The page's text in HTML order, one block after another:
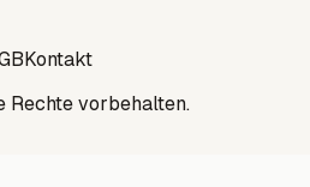
Kontakt
vorbehalten.